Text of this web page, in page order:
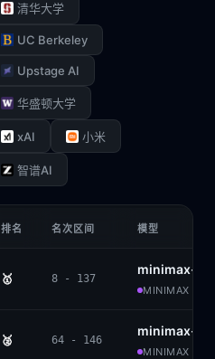
清华大学
UC Berkeley
Upstage AI
华盛顿大学
xAI 小米
智谱AI
排名 名次区间 模型
🥇 8 - 137
minimax-
MINIMAX ·
🥈 64 - 146
minimax-
MINIMAX ·